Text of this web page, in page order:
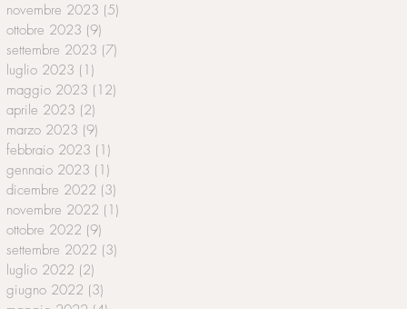
novembre 2023 (5)
ottobre 2023 (9)
settembre 2023 (7)
luglio 2023 (1)
maggio 2023 (12)
aprile 2023 (2)
marzo 2023 (9)
febbraio 2023 (1)
gennaio 2023 (1)
dicembre 2022 (3)
novembre 2022 (1)
ottobre 2022 (9)
settembre 2022 (3)
luglio 2022 (2)
giugno 2022 (3)